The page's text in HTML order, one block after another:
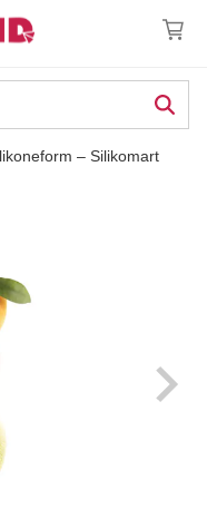
– Silikomart